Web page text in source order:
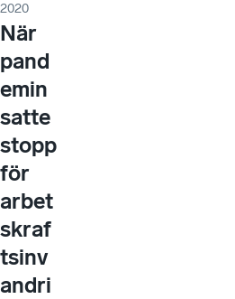
2020
När
pand
emin
satte
stopp
för
arbet
skraf
tsinv
andri